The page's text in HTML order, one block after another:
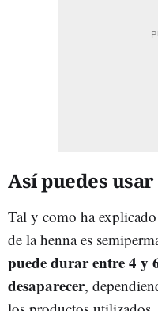
Así puedes
Tal y como ha
de la henna es
puede durar entre 4 y
desaparecer,